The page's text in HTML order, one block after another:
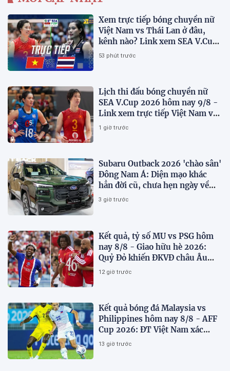
Xem trực tiếp bóng chuyền nữ
Việt Nam vs Thái Lan ở đâu,
kênh nào? Link xem SEA V.Cup
2026 mới nhất
53 phút trước
Lịch thi đấu bóng chuyền nữ
SEA V.Cup 2026 hôm nay 9/8 -
Link xem trực tiếp Việt Nam vs
Thái Lan
1 giờ trước
Subaru Outback 2026 'chào sân'
Đông Nam Á: Diện mạo khác
hẳn đời cũ, chưa hẹn ngày về
Việt Nam
3 giờ trước
Kết quả, tỷ số MU vs PSG hôm
nay 8/8 - Giao hữu hè 2026:
Quỷ Đỏ khiến ĐKVĐ châu Âu
toát mồ hôi
12 giờ trước
Kết quả bóng đá Malaysia vs
Philippines hôm nay 8/8 - AFF
Cup 2026: ĐT Việt Nam xác
định đối thủ
13 giờ trước